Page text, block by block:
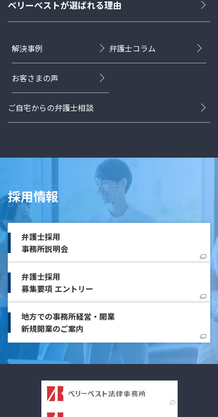
ベリーベストが選ばれる理由
解決事例 弁護士コラム
お客さまの声
ご自宅からの弁護士相談
採用情報
弁護士採用
事務所説明会
弁護士採用
募集要項 エントリー
地方での事務所経営・開業
新規開業のご案内